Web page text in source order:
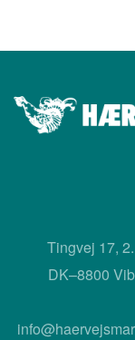
Tingvej 17,
DK–8800